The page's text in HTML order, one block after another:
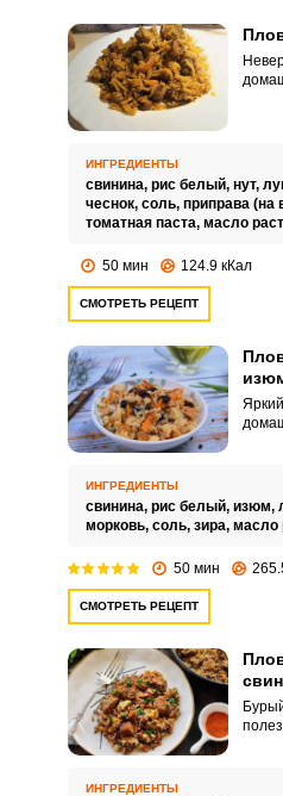
ИНГРЕДИЕНТЫ
свинина, рис белый, нут,
чеснок, соль, приправа (на
томатная паста, масло
50 мин 124.9 кКал
СМОТРЕТЬ РЕЦЕПТ
ИНГРЕДИЕНТЫ
свинина, рис белый, изюм,
морковь, соль, зира, масло
50 мин
СМОТРЕТЬ РЕЦЕПТ
ИНГРЕДИЕНТЫ